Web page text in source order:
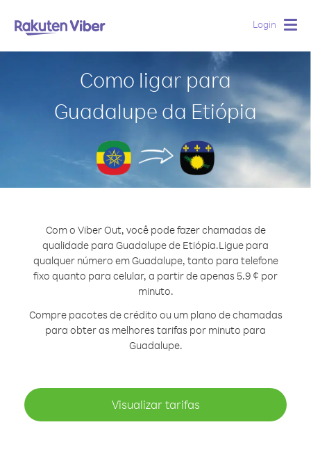
Login
Como ligar para
Guadalupe da Etiópia
Com o Viber Out, você pode fazer chamadas de
qualidade para Guadalupe de Etiópia.Ligue para
qualquer número em Guadalupe, tanto para telefone
fixo quanto para celular, a partir de apenas 5.9 ¢ por
minuto.
Compre pacotes de crédito ou um plano de chamadas
para obter as melhores tarifas por minuto para
Guadalupe.
Visualizar tarifas